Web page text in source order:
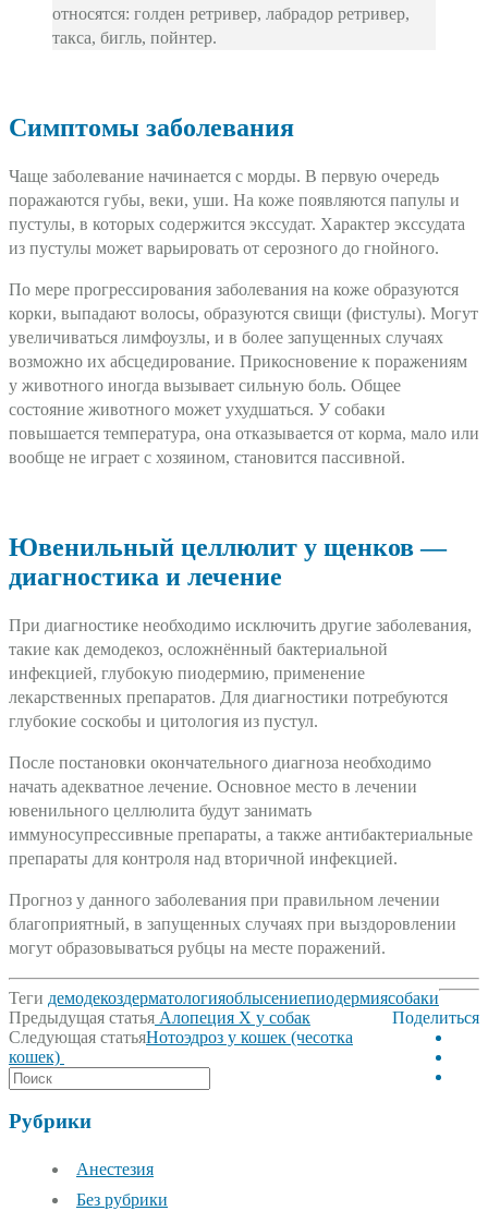
относятся: голден ретривер, лабрадор ретривер,
такса, бигль, пойнтер.
Симптомы заболевания
Чаще заболевание начинается с морды. В первую очередь
поражаются губы, веки, уши. На коже появляются папулы и
пустулы, в которых содержится экссудат. Характер экссудата
из пустулы может варьировать от серозного до гнойного.
По мере прогрессирования заболевания на коже образуются
корки, выпадают волосы, образуются свищи (фистулы). Могут
увеличиваться лимфоузлы, и в более запущенных случаях
возможно их абсцедирование. Прикосновение к поражениям
у животного иногда вызывает сильную боль. Общее
состояние животного может ухудшаться. У собаки
повышается температура, она отказывается от корма, мало или
вообще не играет с хозяином, становится пассивной.
Ювенильный целлюлит у щенков —
диагностика и лечение
При диагностике необходимо исключить другие заболевания,
такие как демодекоз, осложнённый бактериальной
инфекцией, глубокую пиодермию, применение
лекарственных препаратов. Для диагностики потребуются
глубокие соскобы и цитология из пустул.
После постановки окончательного диагноза необходимо
начать адекватное лечение. Основное место в лечении
ювенильного целлюлита будут занимать
иммуносупрессивные препараты, а также антибактериальные
препараты для контроля над вторичной инфекцией.
Прогноз у данного заболевания при правильном лечении
благоприятный, в запущенных случаях при выздоровлении
могут образовываться рубцы на месте поражений.
Теги демодекоздерматологияоблысениепиодермиясобаки
Поделиться
Post
navigation
Предыдущая статья Алопеция Х у собак
Следующая статьяНотоэдроз у кошек (чесотка
кошек)
Рубрики
Анестезия
Без рубрики